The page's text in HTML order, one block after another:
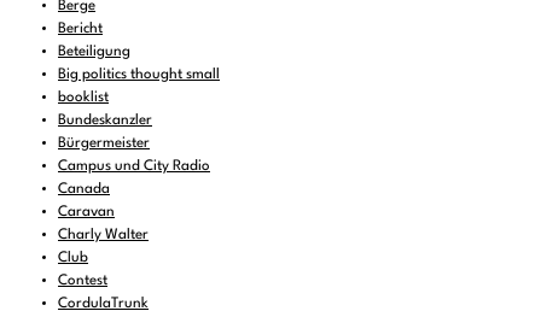
Berge
Bericht
Beteiligung
Big politics thought small
booklist
Bundeskanzler
Bürgermeister
Campus und City Radio
Canada
Caravan
Charly Walter
Club
Contest
CordulaTrunk